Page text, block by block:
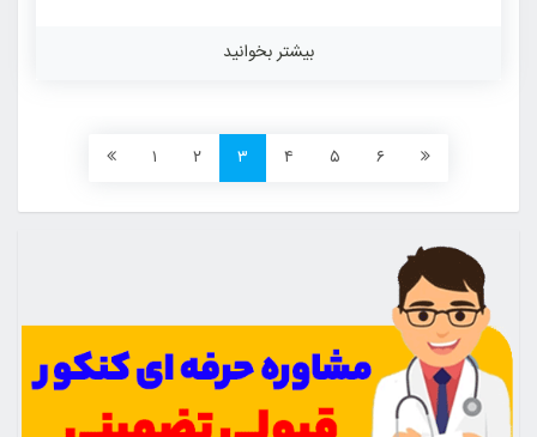
بیشتر بخوانید
۱ ۲ ۳ ۴ ۵ ۶